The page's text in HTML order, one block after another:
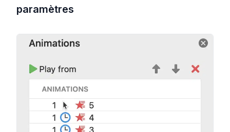
paramètres